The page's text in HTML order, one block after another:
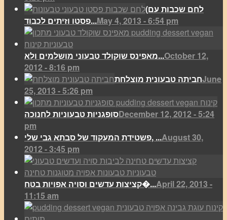
(לחם שכבות עם
פסטו וזיתים לכבוד...May 4, 2013 - 6:54 pm
מאפינס שוקולד טבעוני מושלמים ולא...October 12,
2012 - 8:16 pm
חביתה טבעונית מוצלחתJune
25, 2013 - 5:26 pm
סופגניות טבעוניות לחנוכהDecember 12, 2012 - 5:24
pm
פשטידת המעקוד של סבתא גבי שלי, ...August 30,
2012 - 3:45 pm
קציצות עדשים וסויה אפויות בטח�...April 22, 2013 -
11:15 am